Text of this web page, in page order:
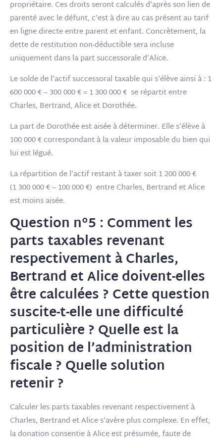
propriétaire. Ces droits seront calculés d’après son lien de
parenté avec le défunt, c’est à dire au cas présent au tarif
en ligne directe entre parent et enfant. Concrètement, la
dette de restitution non-déductible sera incluse
uniquement dans la part successorale d’Alice.
Le solde de l’actif successoral taxable qui s’élève ainsi à : 1
600 000 € – 300 000 € = 1 300 000 € se répartit entre
Charles, Bertrand, Alice et Dorothée.
La part de Dorothée est aisée à déterminer. Elle s’élève à
100 000 € correspondant à la valeur imposable du bien qui
lui est légué.
La répartition de l’actif restant à taxer soit 1 200 000 €
(1 300 000 € – 100 000 €) entreCharles, Bertrand et Alice
est moins aisée.
Question n°5 : Comment les
parts taxables revenant
respectivement à Charles,
Bertrand et Alice doivent-elles
être calculées ? Cette question
suscite-t-elle une difficulté
particulière ? Quelle est la
position de l’administration
fiscale ? Quelle solution
retenir ?
Calculer les parts taxables revenant respectivement à
Charles, Bertrand et Alices’avère plus complexe. En effet,
la donation consentie à Alice est présumée, faute de